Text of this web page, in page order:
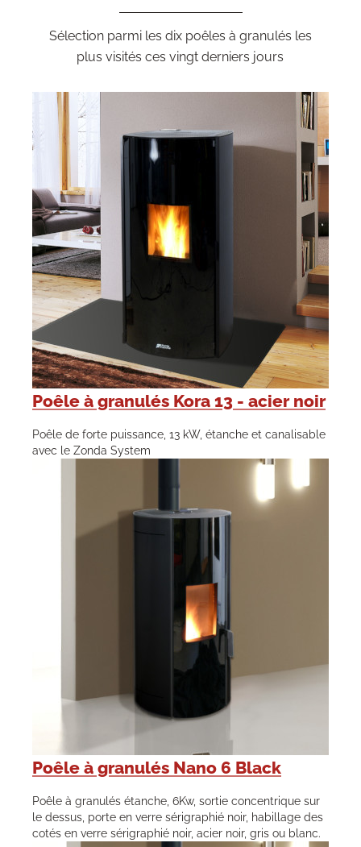
Sélection parmi les dix poêles à granulés les
plus visités ces vingt derniers jours
Poêle à granulés Kora 13 - acier noir
Poêle de forte puissance, 13 kW, étanche et canalisable
avec le Zonda System
Poêle à granulés Nano 6 Black
Poêle à granulés étanche, 6Kw, sortie concentrique sur
le dessus, porte en verre sérigraphié noir, habillage des
cotés en verre sérigraphié noir, acier noir, gris ou blanc.